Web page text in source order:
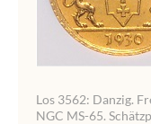
Los 3562: Danzig.
NGC MS-65.